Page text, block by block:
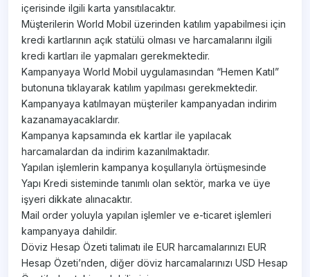
içerisinde ilgili karta yansıtılacaktır.
Müşterilerin World Mobil üzerinden katılım yapabilmesi için
kredi kartlarının açık statülü olması ve harcamalarını ilgili
kredi kartları ile yapmaları gerekmektedir.
Kampanyaya World Mobil uygulamasından “Hemen Katıl”
butonuna tıklayarak katılım yapılması gerekmektedir.
Kampanyaya katılmayan müşteriler kampanyadan indirim
kazanamayacaklardır.
Kampanya kapsamında ek kartlar ile yapılacak
harcamalardan da indirim kazanılmaktadır.
Yapılan işlemlerin kampanya koşullarıyla örtüşmesinde
Yapı Kredi sisteminde tanımlı olan sektör, marka ve üye
işyeri dikkate alınacaktır.
Mail order yoluyla yapılan işlemler ve e-ticaret işlemleri
kampanyaya dahildir.
Döviz Hesap Özeti talimatı ile EUR harcamalarınızı EUR
Hesap Özeti’nden, diğer döviz harcamalarınızı USD Hesap